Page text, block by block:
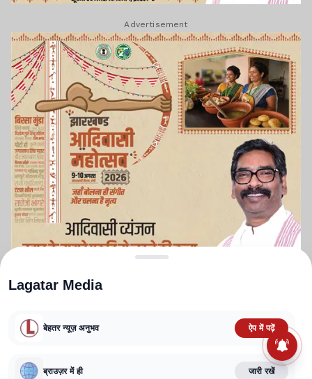
Advertisement
TERMS AND CONDITIONS
CORRECTIONS POLICY
FACT CHECKING POLICY
Lagatar Media
बेहतर न्यूज़ अनुभव ऐप में पढ़ें
ब्राउज़र में ही जारी रखें